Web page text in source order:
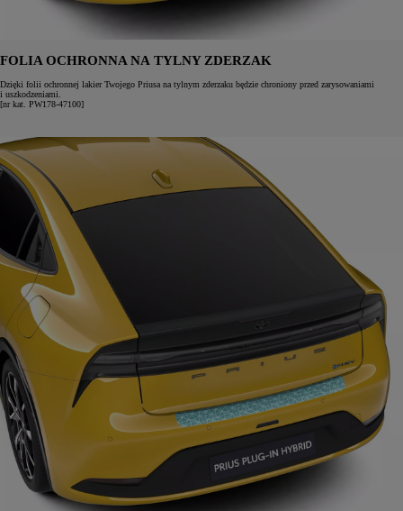
FOLIA OCHRONNA NA TYLNY ZDERZAK
Dzięki folii ochronnej lakier Twojego Priusa na tylnym zderzaku będzie chroniony przed zarysowaniami
i uszkodzeniami.
[nr kat. PW178-47100]